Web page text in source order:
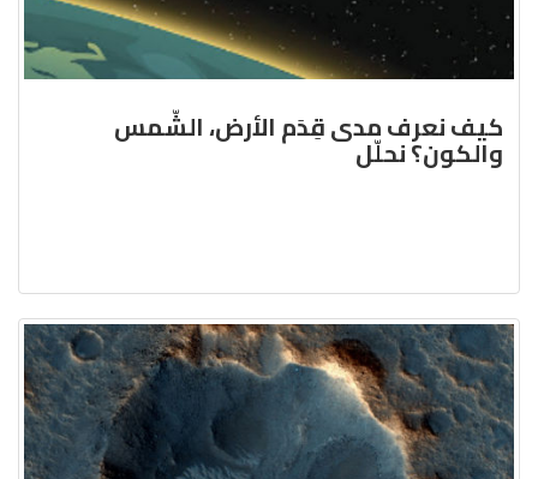
كيف نعرف مدى قِدَم الأرض، الشّمس
والكون؟ نحلّل